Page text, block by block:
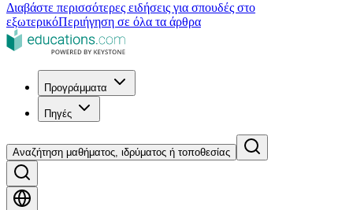
Διαβάστε περισσότερες ειδήσεις για σπουδές στο
εξωτερικόΠεριήγηση σε όλα τα άρθρα
Προγράμματα
Πηγές
Αναζήτηση μαθήματος, ιδρύματος ή τοποθεσίας